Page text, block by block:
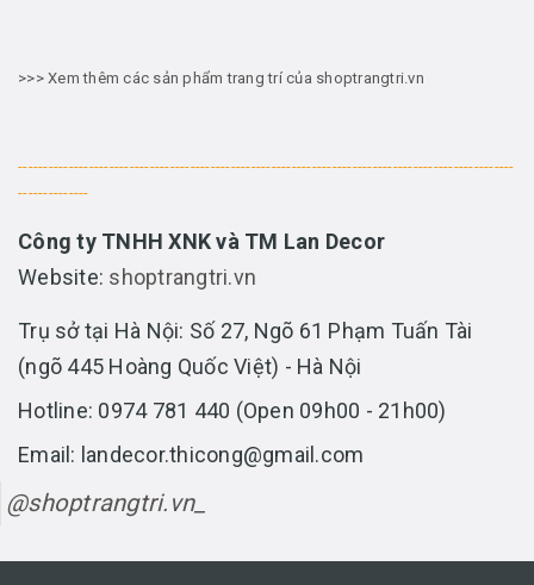
>>> Xem thêm các sản phẩm trang trí của shoptrangtri.vn
--------------------------------------------------------------------------------------------------
--------------
Công ty TNHH XNK và TM Lan Decor
Website: shoptrangtri.vn
Trụ sở tại Hà Nội: Số 27, Ngõ 61 Phạm Tuấn Tài
(ngõ 445 Hoàng Quốc Việt) - Hà Nội
Hotline: 0974 781 440 (Open 09h00 - 21h00)
Email: landecor.thicong@gmail.com
@shoptrangtri.vn_